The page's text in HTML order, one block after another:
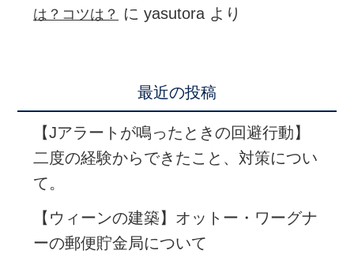
は？コツは？
にyasutora より
最近の投稿
【Jアラートが鳴ったときの回避行動】
二度の経験からできたこと、対策につい
て。
【ウィーンの建築】オットー・ワーグナ
ーの郵便貯金局について